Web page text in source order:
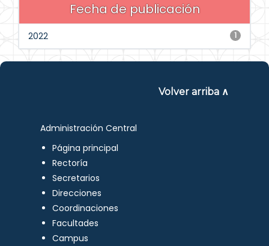
Fecha de publicación
1
2022
Volver arriba ∧
Administración Central
Página principal
Rectoría
Secretarios
Direcciones
Coordinaciones
Facultades
Campus